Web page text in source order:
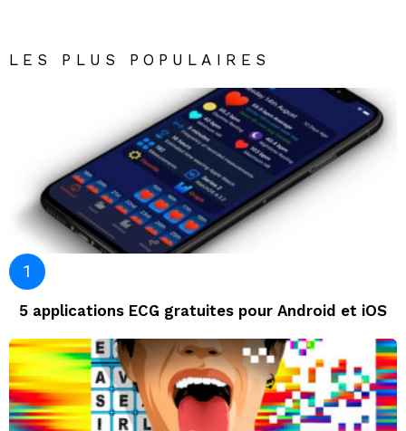
LES PLUS POPULAIRES
5 applications ECG gratuites pour Android et iOS